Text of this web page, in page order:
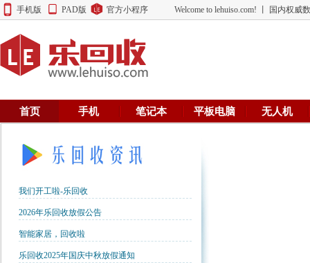
手机版 PAD版 官方小程序 Welcome to lehuiso.com! 丨 国内权威
首页 手机 笔记本 平板电脑 无人机
我们开工啦-乐回收
2026年乐回收放假公告
智能家居，回收啦
乐回收2025年国庆中秋放假通知